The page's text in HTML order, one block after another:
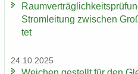
Stromleitung zwi­schen
tet
24.10.2025